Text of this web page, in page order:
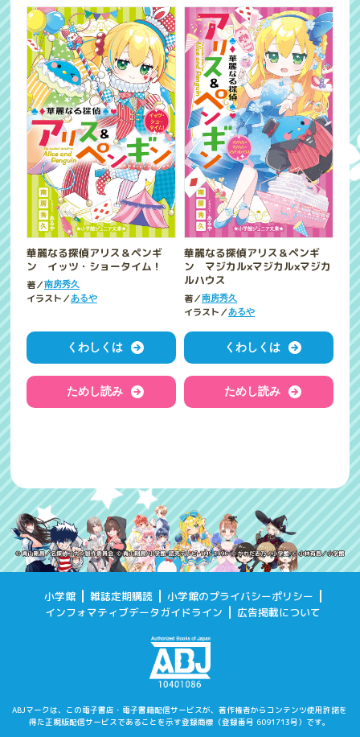
華麗なる探偵アリス＆ペンギ
ン イッツ・ショータイム！
著／南房秀久
イラスト／あるや
くわしくは
ためし読み
華麗なる探偵アリス＆ペンギ
ン マジカル×マジカル×マジカ
ルハウス
著／南房秀久
イラスト／あるや
くわしくは
ためし読み
小学館 雑誌定期購読
小学館のプライバシーポリシー
インフォマティブデータガイドライン
広告掲載について
ABJマークは、この電子書店・電子書籍配信サービスが、著作権者からコンテンツ使用許諾を
得た正規版配信サービスであることを示す登録商標（登録番号 6091713号）です。